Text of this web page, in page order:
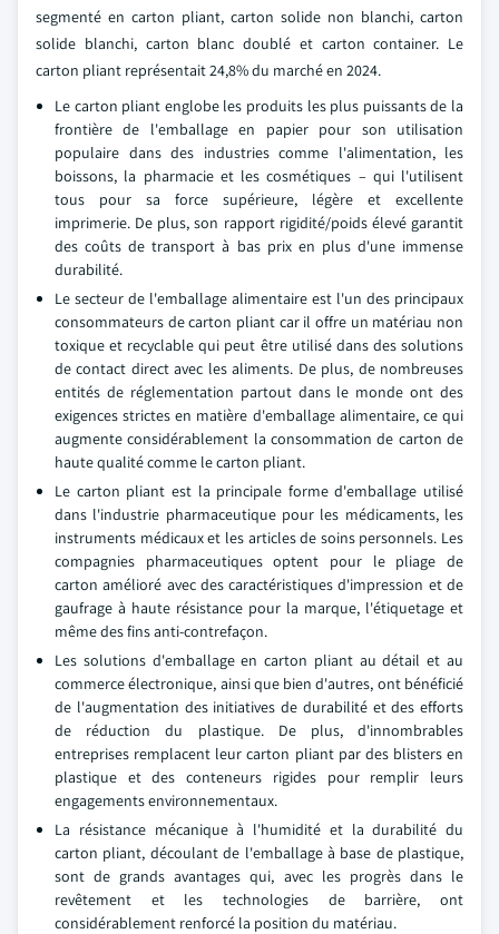
segmenté en carton pliant, carton solide non blanchi, carton
solide blanchi, carton blanc doublé et carton container. Le
carton pliant représentait 24,8% du marché en 2024.
Le carton pliant englobe les produits les plus puissants de la
frontière de l'emballage en papier pour son utilisation
populaire dans des industries comme l'alimentation, les
boissons, la pharmacie et les cosmétiques – qui l'utilisent
tous pour sa force supérieure, légère et excellente
imprimerie. De plus, son rapport rigidité/poids élevé garantit
des coûts de transport à bas prix en plus d'une immense
durabilité.
Le secteur de l'emballage alimentaire est l'un des principaux
consommateurs de carton pliant car il offre un matériau non
toxique et recyclable qui peut être utilisé dans des solutions
de contact direct avec les aliments. De plus, de nombreuses
entités de réglementation partout dans le monde ont des
exigences strictes en matière d'emballage alimentaire, ce qui
augmente considérablement la consommation de carton de
haute qualité comme le carton pliant.
Le carton pliant est la principale forme d'emballage utilisé
dans l'industrie pharmaceutique pour les médicaments, les
instruments médicaux et les articles de soins personnels. Les
compagnies pharmaceutiques optent pour le pliage de
carton amélioré avec des caractéristiques d'impression et de
gaufrage à haute résistance pour la marque, l'étiquetage et
même des fins anti-contrefaçon.
Les solutions d'emballage en carton pliant au détail et au
commerce électronique, ainsi que bien d'autres, ont bénéficié
de l'augmentation des initiatives de durabilité et des efforts
de réduction du plastique. De plus, d'innombrables
entreprises remplacent leur carton pliant par des blisters en
plastique et des conteneurs rigides pour remplir leurs
engagements environnementaux.
La résistance mécanique à l'humidité et la durabilité du
carton pliant, découlant de l'emballage à base de plastique,
sont de grands avantages qui, avec les progrès dans le
revêtement et les technologies de barrière, ont
considérablement renforcé la position du matériau.